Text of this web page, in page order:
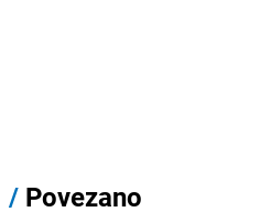
/ Povezano